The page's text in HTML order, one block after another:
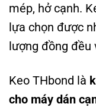
mép, hở cạnh.
lựa chọn được
lượng đồng đều
Keo THbond là
cho máy dán